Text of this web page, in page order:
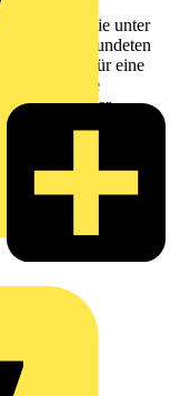
und
wie unter
Die abgerundeten
sorgen für eine
dass die
Kanten oder
der glatte
des Bandes
Kabelbündel.